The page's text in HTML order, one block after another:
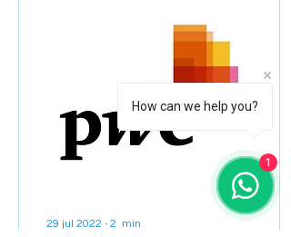
29 jul 2022 ∙ 2 min
How can we help you?
1